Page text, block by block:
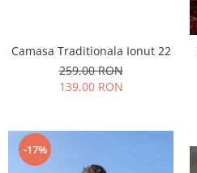
Camasa Traditionala Ionut 22
259,00 RON
139,00 RON
-17%